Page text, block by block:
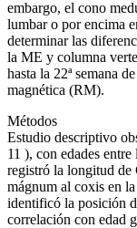
embargo, el cono
lumbar o por encima
determinar las
la ME y columna
hasta la 22ª semana
magnética (RM).
Métodos
Estudio descriptivo
11 ), con edades
registró la longitud
mágnum al coxis en
identificó la posición
correlación con edad